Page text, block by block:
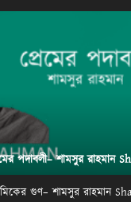
পদাবলী– শামসুর রাহমান
গুণ– শামসুর রাহমান